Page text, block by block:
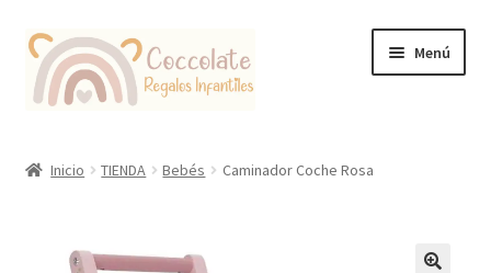
Ir
la
Ir
contenido
Menú
Inicio TIENDA Bebés Caminador Coche Rosa